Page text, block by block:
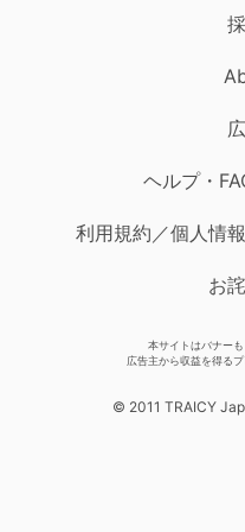
ヘルプ・
利用規約／個人情
お
本サイトはバナー
広告主から収益を得る
© 2011 TRAICY